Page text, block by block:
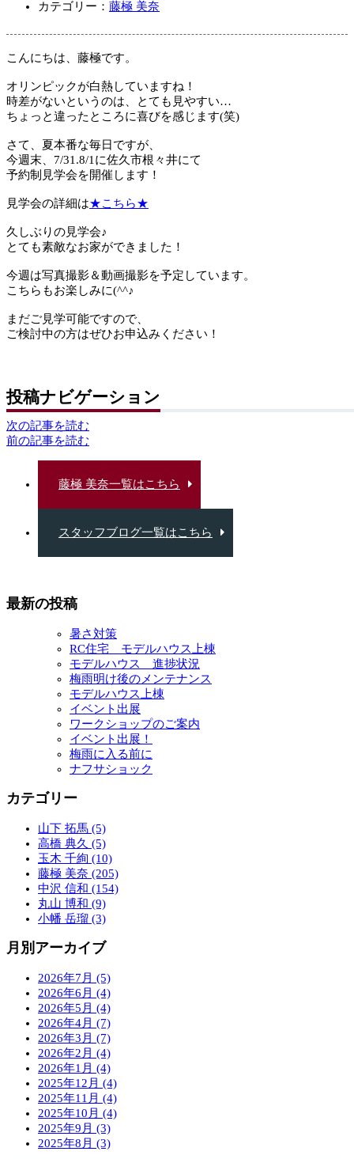
カテゴリー： 藤極 美奈
こんにちは、藤極です。
オリンピックが白熱していますね！
時差がないというのは、とても見やすい…
ちょっと違ったところに喜びを感じます(笑)
さて、夏本番な毎日ですが、
今週末、7/31.8/1に佐久市根々井にて
予約制見学会を開催します！
見学会の詳細は★こちら★
久しぶりの見学会♪
とても素敵なお家ができました！
今週は写真撮影＆動画撮影を予定しています。
こちらもお楽しみに(^^♪
まだご見学可能ですので、
ご検討中の方はぜひお申込みください！
投稿ナビゲーション
次の記事を読む
前の記事を読む
藤極 美奈一覧はこちら
スタッフブログ一覧はこちら
最新の投稿
暑さ対策
RC住宅 モデルハウス上棟
モデルハウス 進捗状況
梅雨明け後のメンテナンス
モデルハウス上棟
イベント出展
ワークショップのご案内
イベント出展！
梅雨に入る前に
ナフサショック
カテゴリー
山下 拓馬 (5)
高橋 典久 (5)
玉木 千絢 (10)
藤極 美奈 (205)
中沢 信和 (154)
丸山 博和 (9)
小幡 岳瑠 (3)
月別アーカイブ
2026年7月 (5)
2026年6月 (4)
2026年5月 (4)
2026年4月 (7)
2026年3月 (7)
2026年2月 (4)
2026年1月 (4)
2025年12月 (4)
2025年11月 (4)
2025年10月 (4)
2025年9月 (3)
2025年8月 (3)